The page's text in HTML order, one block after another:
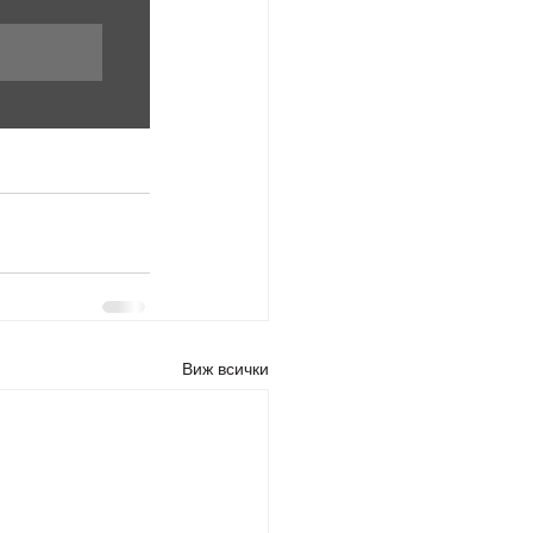
Виж всички